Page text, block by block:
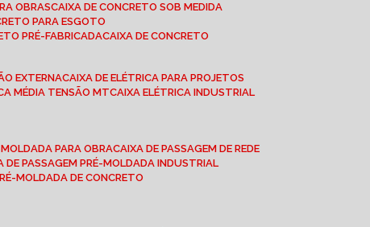
OBRAS
CAIXA DE CONCRETO SOB MEDIDA
PARA ESGOTO
PRÉ-FABRICADA
CAIXA DE CONCRETO
EXTERNA CAIXA DE ELÉTRICA PARA PROJETOS
MÉDIA TENSÃO MT
CAIXA ELÉTRICA INDUSTRIAL
MOLDADA PARA OBRA CAIXA DE PASSAGEM DE REDE
DE PASSAGEM PRÉ-MOLDADA INDUSTRIAL
MOLDADA DE CONCRETO